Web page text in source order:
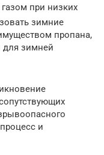
при низких
зимние
пропана,
для зимней
и